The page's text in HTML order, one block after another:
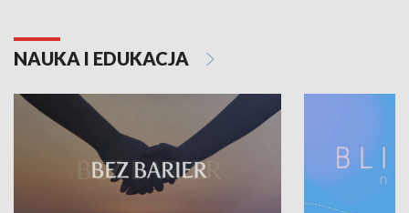
NAUKA I EDUKACJA